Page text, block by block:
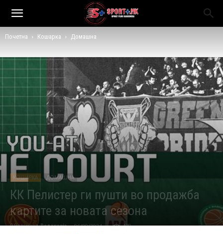
Почетна Кошарка Домашна
КОШАРКА ДОМАШНА
КК Пелистер ги пушти во продажба
картите за новата сезона
Објавено од Редакција - 06/09/2024 479